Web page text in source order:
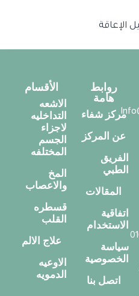
الإعاقة
روابط
هامة
مركز شفاء
عن المركز
الفريق
الطبي
المقالات
اتفاقية
الاستخدام
سياسة
الخصوصية
اتصل بنا
الأقسام
الاشعه
التداخليه
لاجزاء
الجسم
المختلفه
المخ
والاعصاب
قسطره
القلب
علاج الالم
الاوعيه
الدمويه